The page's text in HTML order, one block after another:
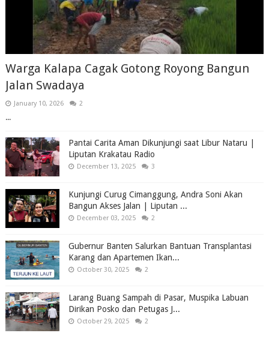
Warga Kalapa Cagak Gotong Royong Bangun
Jalan Swadaya
January 10, 2026 2
...
Pantai Carita Aman Dikunjungi saat Libur Nataru |
Liputan Krakatau Radio
December 13, 2025 3
Kunjungi Curug Cimanggung, Andra Soni Akan
Bangun Akses Jalan | Liputan ...
December 03, 2025 2
Gubernur Banten Salurkan Bantuan Transplantasi
Karang dan Apartemen Ikan...
October 30, 2025 2
Larang Buang Sampah di Pasar, Muspika Labuan
Dirikan Posko dan Petugas J...
October 29, 2025 2